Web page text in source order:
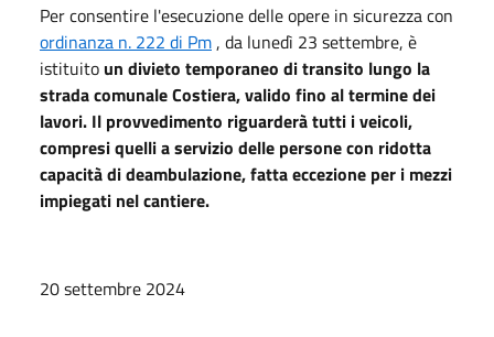
Per consentire l'esecuzione delle opere in sicurezza con
ordinanza n. 222 di Pm , da lunedì 23 settembre, è
istituito un divieto temporaneo di transito lungo la
strada comunale Costiera, valido fino al termine dei
lavori. Il provvedimento riguarderà tutti i veicoli,
compresi quelli a servizio delle persone con ridotta
capacità di deambulazione, fatta eccezione per i mezzi
impiegati nel cantiere.
20 settembre 2024